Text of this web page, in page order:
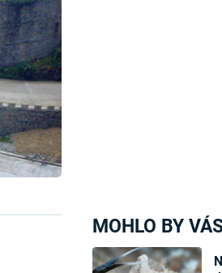
MOHLO BY